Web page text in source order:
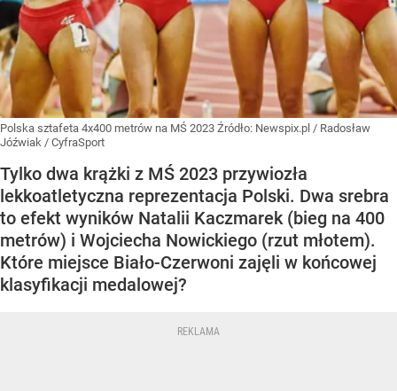
Polska sztafeta 4x400 metrów na MŚ 2023 Źródło: Newspix.pl / Radosław
Jóźwiak / CyfraSport
Tylko dwa krążki z MŚ 2023 przywiozła
lekkoatletyczna reprezentacja Polski. Dwa srebra
to efekt wyników Natalii Kaczmarek (bieg na 400
metrów) i Wojciecha Nowickiego (rzut młotem).
Które miejsce Biało-Czerwoni zajęli w końcowej
klasyfikacji medalowej?